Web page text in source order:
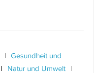
Gesundheit und
Natur und Umwelt